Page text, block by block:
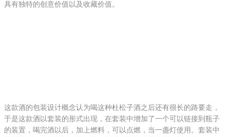
具有独特的创意价值以及收藏价值。
这款酒的包装设计概念认为喝这种杜松子酒之后还有很长的路要走，
于是这款酒以套装的形式出现，在套装中增加了一个可以链接到瓶子
的装置，喝完酒以后，加上燃料，可以点燃，当一盏灯使用。套装中